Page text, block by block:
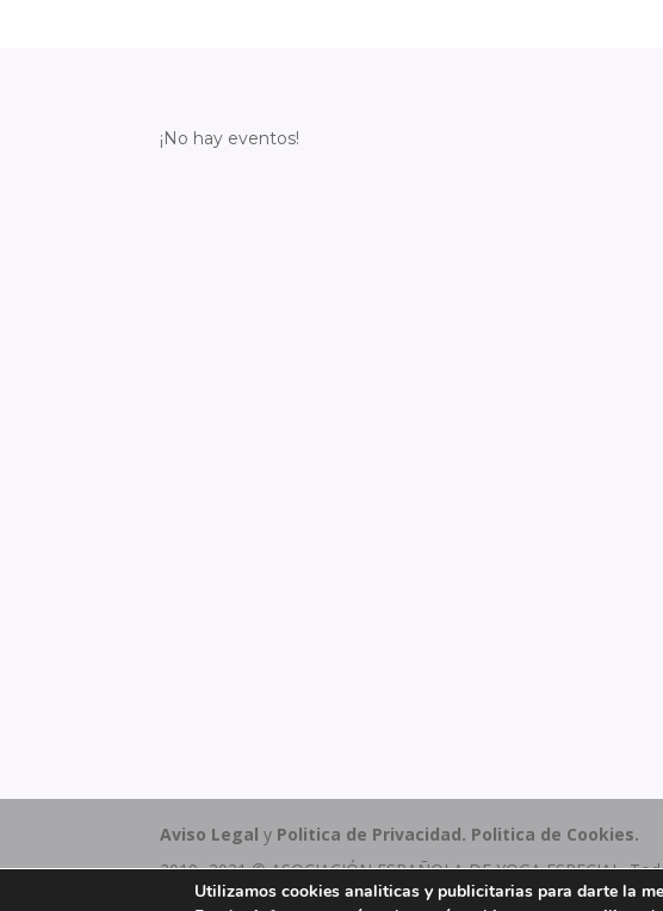
¡No hay eventos!
Aviso Legal y Politica de Privacidad. Politica de Cookies.
2019 -2021 © ASOCIACIÓN ESPAÑOLA DE YOGA ESPECIAL.
Hecho con ❤️ por
Los Proyectos de Eida
Utilizamos cookies analiticas y publicitarias para darte la